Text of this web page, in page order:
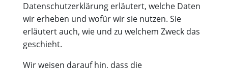
Datenschutzerklärung erläutert, welche Daten
wir erheben und wofür wir sie nutzen. Sie
erläutert auch, wie und zu welchem Zweck das
geschieht.
Wir weisen darauf hin, dass die